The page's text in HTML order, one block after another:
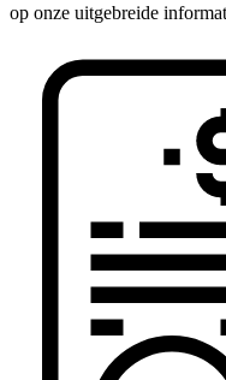
op onze uitgebreide